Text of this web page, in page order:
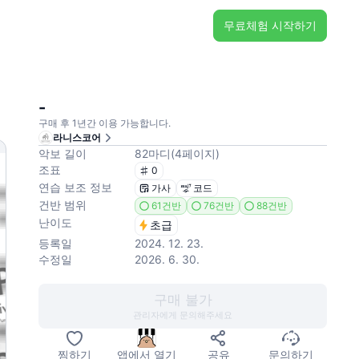
무료체험 시작하기
-
구매 후 1년간 이용 가능합니다.
라니스코어
악보 길이 82마디(4페이지)
조표
0
연습 보조 정보 가사 코드
건반 범위 61건반 76건반 88건반
난이도
초급
등록일
2024. 12. 23.
수정일
2026. 6. 30.
구매 불가
관리자에게 문의해주세요
찜하기 앱에서 열기 공유 문의하기